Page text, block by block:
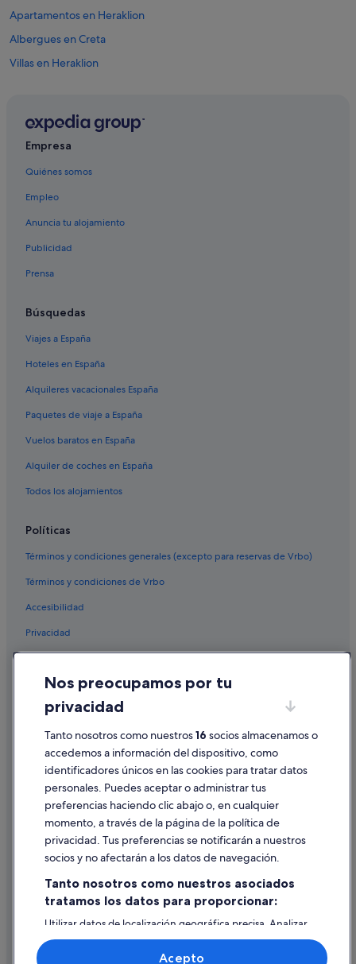
Apartamentos en Heraklion
Albergues en Creta
Villas en Heraklion
Hoteles con restaurante en Creta
B&B en Creta
Heraklion hoteles
Casas privadas de vacaciones en Creta
Casas rurales en Heraklion
Residences en Heraklion
Hoteles de esquí en Creta
Hoteles con bar en Creta
Lodges en Creta
Hoteles boutique en Creta
Centros vacacionales en Creta
Hoteles baratos en Creta
Hoteles de lujo en Heraklion
Hoteles de 3 estrellas en Heraklion
Hoteles LGTBQIA en Heraklion
Apartoteles en Heraklion
Chalets en Creta
Apartamentos en Creta
Pensiones en Creta
Palacios en Creta
Cabañas en Creta
Hoteles de golf en Creta
Hoteles de aventura en Heraklion
Casas privadas de vacaciones en Elaia
Hoteles con gimnasio en Creta
Casas de campo en Creta
Hoteles en la playa en Heraklion
Hoteles con spa en Heraklion
Empresa
Quiénes somos
Empleo
Anuncia tu alojamiento
Publicidad
Prensa
Búsquedas
Viajes a España
Hoteles en España
Alquileres vacacionales España
Paquetes de viaje a España
Vuelos baratos en España
Alquiler de coches en España
Todos los alojamientos
Políticas
Términos y condiciones generales (excepto para reservas de Vrbo)
Términos y condiciones de Vrbo
Accesibilidad
Privacidad
Condiciones de uso
Información legal/contacto
Pautas sobre el contenido y cómo denunciar contenido
Ayuda
Cancelar un vuelo
Cancelar una reserva de hotel o de un alquiler vacacional
Plazos de reembolso
Utilizar un cupón de Expedia
Documentos para viajes internacionales
Nos preocupamos por tu
privacidad
Tanto nosotros como nuestros16 socios almacenamos o
accedemos a información del dispositivo, como
identificadores únicos en las cookies para tratar datos
personales. Puedes aceptar o administrar tus
preferencias haciendo clic abajo o, en cualquier
momento, a través de la página de la política de
privacidad. Tus preferencias se notificarán a nuestros
socios y no afectarán a los datos de navegación.
Tanto nosotros como nuestros asociados
tratamos los datos para proporcionar:
Utilizar datos de localización geográfica precisa. Analizar
activamente las características del dispositivo para su
identificación. Almacenar la información en un dispositivo
Acepto